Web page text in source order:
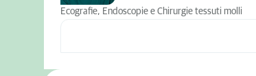
Ecografie, Endoscopie e Chirurgie tessuti molli